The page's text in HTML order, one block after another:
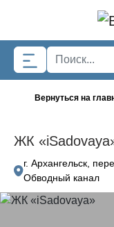
Вернуться на
ЖК
г. Архангельск,
Обводный канал